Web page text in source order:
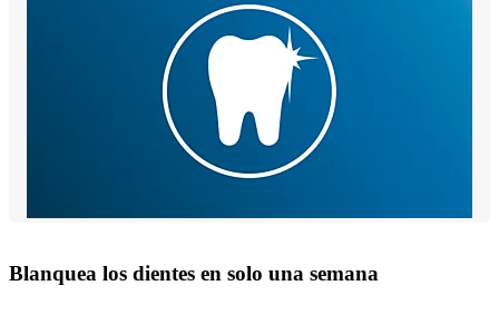
Blanquea los dientes en solo una semana